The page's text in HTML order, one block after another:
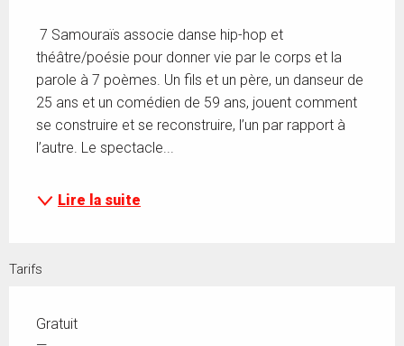
théâtre/poésie pour donner vie par le corps et la
parole à 7 poèmes. Un fils et un père, un danseur de
25 ans et un comédien de 59 ans, jouent comment
se construire et se reconstruire, l’un par rapport à
l’autre. Le spectacle...
Lire la suite
Tarifs
Gratuit